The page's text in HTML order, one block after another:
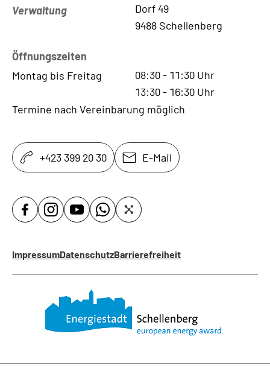
Verwaltung
Dorf 49
9488 Schellenberg
Öffnungszeiten
Montag bis Freitag
08:30- 11:30 Uhr
13:30- 16:30 Uhr
Termine nach Vereinbarung möglich
+423 399 20 30 E-Mail
ImpressumDatenschutzBarrierefreiheit